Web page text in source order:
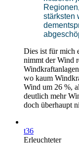
stärksten
Dies ist für mich
nimmt der Wind
wo kaum
Wind um 26 %,
deutlich mehr
doch überhaupt
t36
Erleuchteter